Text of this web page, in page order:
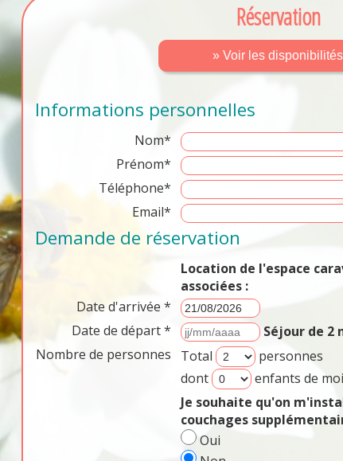
Réservation
» Voir les disponibilités
Informations personnelles
Nom*
Prénom*
Téléphone*
Email*
Demande de réservation
Location de l'espace
associées :
Date d'arrivée *
Date de départ *
Séjour de 2
Nombre de personnes
Total
personnes
dont
enfants de
Je souhaite qu'on
couchages
Oui